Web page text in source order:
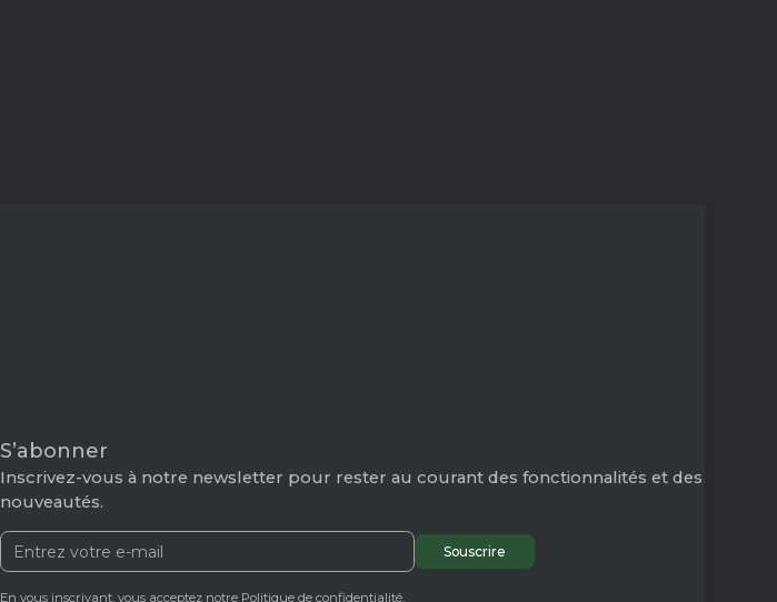
S’abonner
Inscrivez-vous à notre newsletter pour rester au courant des fonctionnalités et des
nouveautés.
En vous inscrivant, vous acceptez notre Politique de confidentialité.